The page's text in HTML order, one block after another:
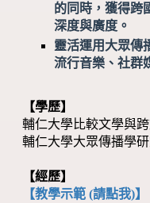
的同時，獲得跨
深度與廣度。
靈活運用大眾傳
流行音樂、社群
【學歷】
輔仁大學比較文學與
輔仁大學大眾傳播學
【經歷】
【教學示範 (請點我)】